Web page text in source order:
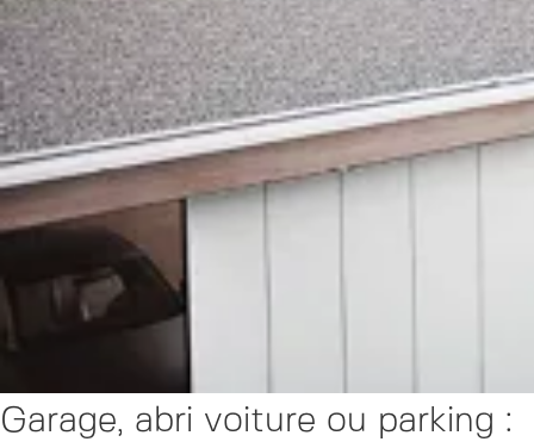
Garage, abri voiture ou parking :